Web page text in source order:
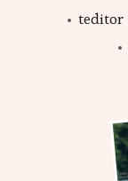
teditor